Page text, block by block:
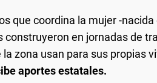
que coordina la mujer -nacida
construyeron en jornadas de
zona usan para sus propias
aportes estatales.